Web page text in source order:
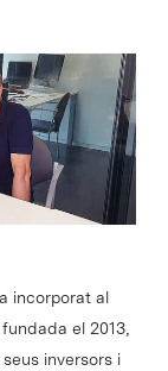
incorporat al
el 2013,
inversors i